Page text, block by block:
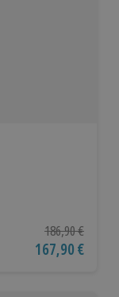
Bewertungen
Ursprünglicher
186,90 €
Aktueller Preis
167,90 €